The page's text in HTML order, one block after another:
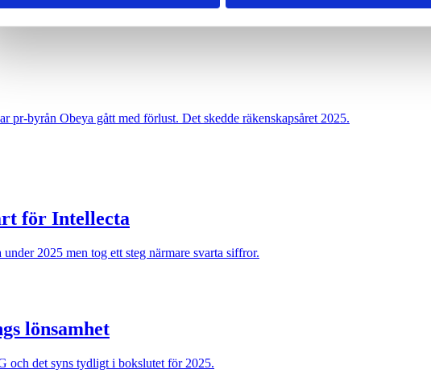
ökade omsättningen men tappade i lönsamhet under 2025.
pr-byrån Obeya gått med förlust. Det skedde räkenskapsåret 2025.
för Intellecta
2025 men tog ett steg närmare svarta siffror.
lönsamhet
och det syns tydligt i bokslutet för 2025.